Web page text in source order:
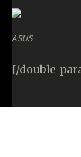
ASUS
[/